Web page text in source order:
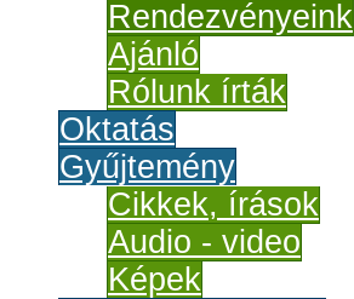
Rendezvényeink
Ajánló
Rólunk írták
Oktatás
Gyűjtemény
Cikkek, írások
Audio - video
Képek